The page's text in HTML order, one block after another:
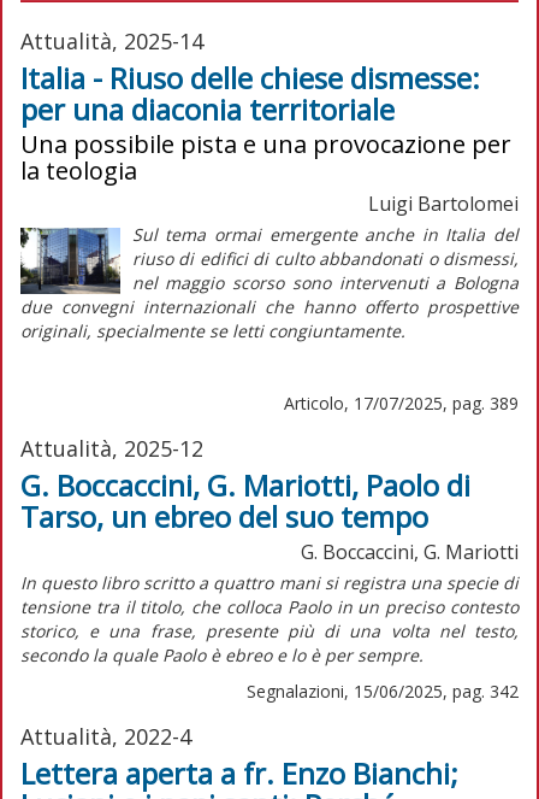
Attualità, 2025-14
Italia - Riuso delle chiese dismesse:
per una diaconia territoriale
Una possibile pista e una provocazione per
la teologia
Luigi Bartolomei
Sul tema ormai emergente anche in Italia del
riuso di edifici di culto abbandonati o dismessi,
nel maggio scorso sono intervenuti a Bologna
due convegni internazionali che hanno offerto prospettive
originali, specialmente se letti congiuntamente.
Articolo, 17/07/2025, pag. 389
Attualità, 2025-12
G. Boccaccini, G. Mariotti, Paolo di
Tarso, un ebreo del suo tempo
G. Boccaccini, G. Mariotti
In questo libro scritto a quattro mani si registra una specie di
tensione tra il titolo, che colloca Paolo in un preciso contesto
storico, e una frase, presente più di una volta nel testo,
secondo la quale Paolo è ebreo e lo è per sempre.
Segnalazioni, 15/06/2025, pag. 342
Attualità, 2022-4
Lettera aperta a fr. Enzo Bianchi;